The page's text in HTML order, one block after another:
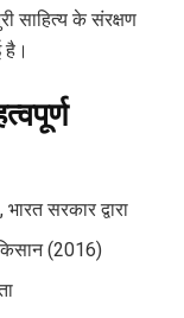
साहित्य के संरक्षण
है।
सरकार द्वारा
(2016)